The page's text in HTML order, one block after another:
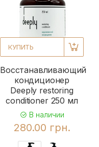
КУПИТЬ
Восстанавливающий
кондиционер
Deeply restoring
conditioner 250 мл
В наличии
280.00 грн.